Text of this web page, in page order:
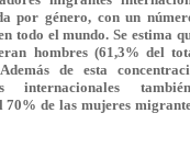
por género, con un
todo el mundo. Se estima
hombres (61,3% del
de esta
internacionales
70% de las mujeres